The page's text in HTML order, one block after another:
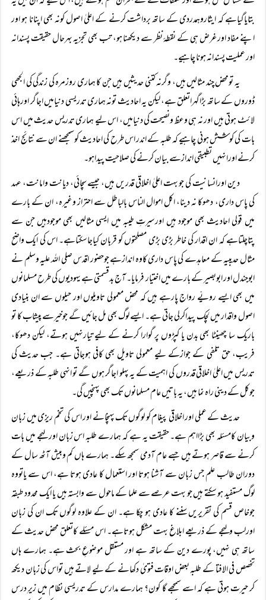
بتایاگیاہے کہ ایثاروہمدردی کے ساتھ برداشت کرنے کے اعلیٰ اصول کونہ بھی اپنانا ہو اور
اپنے مفاد اور غرض ہی کے نقطۂ نظر سے دیکھنا ہو، تب بھی تجزیہ بہرحال حقیقت پسندانہ
اور عملیت پسندانہ ہونا چاہیے۔
یہ تومحض چند مثالیں ہیں، وگرنہ کتنی حدیثیں ہیں جن کا ہماری روزمرہ کی زندگی کی الجھی
ڈوروں کے ساتھ بڑاگہراتعلق ہے، لیکن یہ احادیث تونہ ہماری تدریسی دنیامیں اجاگر اورہائی
لائٹ ہوتی ہیں اور نہ ہی وعظ ونصیحت کی دنیامیں، اس لیے ہماری تدریس حدیث میں اس
بات کی کوشش ہونی چاہیے کہ طلبہ کے اندر اس طرح کی احادیث کوسمجھنے ان سے نتائج اخذ
کرنے اورانہیں تطبیقی اندازسے بیان کرنے کی صلاحیت پیداہو۔
دین اورانسانیت کی جو بہت اعلیٰ اخلاقی قدریں ہیں، جیسے سچائی، دیانت وامانت، عہد
کی پاس داری، دھوکا نہ دینا، اکل اموال الناس بالباطل سے احتراز وغیرہ، ان کے بارے
میں قولی احادیث بھی موجود ہیں اورسیرتِ طیبہ میں ایسی مثالیں بھی موجودہیں جن سے
پتاچلتاہے کہ ان اقدار کی خاطر بڑی بڑی مصلحتوں کو قربان کیاجاسکتاہے۔ اس کی ایک واضح
مثال حدیبیہ کے معاہدے کی پاس داری کاوہ اندازہے جوحضور اقدس صلی اللہ علیہ وسلم نے
ابوجندل اور ابوبصیر کے بارے میں اختیار فرمایا۔ آج بدقسمتی ہے یہودیوں کی طرح مسلمانوں
میں بھی ایسے رویّے رواج پارہے ہیں کہ محض معمولی تاویلوں اور حیلوں سے ان بنیادی
اصول واقدار میں لچک پیداکرلی جاتی ہے۔ ایسے لوگ بھی مل جائیں گے جوخیرسے پیشاب کا تو
باریک سا چھینٹا بھی بدن یا کپڑوں پر گوارا کرنے کے لیے تیارنہیں ہوتے، لیکن دھوکا،
فریب، حق تلفی کے جوازکے لیے معمولی تاویل بھی کافی ہوجاتی ہے۔ جب حدیث کی
تدریس میں اعلیٰ اخلاقی قدروں کی اہمیت کے یہ پہلو اجاگر ہوں گے تو انہی طلبہ کے ذریعے،
جوکل کے دینی راہ نما ہیں، یہ باتیں عام مسلمانوں تک بھی پہنچیں گی۔
حدیث کے عملی اور اخلاقی پیغام کو لوگوں تک پہنچانے اور اس کی تخم ریزی میں زبان
وبیان کامسئلہ بھی بڑااہم ہے۔ حقیقت یہ ہے کہ ہمارے طلبہ اس زبان اور لہجے میں بات
کرنے سے قاصر ہوتے ہیں جسے عام آدمی سمجھ سکے۔ ہمارے ہاں کم وبیش آٹھ سال کے
دوران طالب علم جس زبان سے آشنا ہوتا اور استعمال کا عادی ہوتا ہے، اس سے یاتووہ
لوگ مستفید ہو سکتے ہیں جو بہت عرصے سے علما کے ماحول سے وابستہ ہیں یا ایک محدود طبقہ
جوخاص قسم کی تقریریں سننے کا عادی ہو چکا ہے۔ ان کے علاوہ لوگوں تک ان کی زبان
اورلب ولہجے کے ذریعے ابلاغ بہت مشکل ہوتاہے۔ اس مسئلے کاتعلق محض حدیث کے
ساتھ ہی نہیں، پورے دین کے ساتھ ہے اور مستقل موضوعِ بحث ہے۔ ہمارے ہاں
تخصص فی الافتا کے طلبہ بعض اوقات فتویٰ دکھانے کے لیے لاتے ہیں تواس کی زبان دیکھ
کر حیرت ہوتی ہے کہ اسے سمجھے گا کون؟ ہمارے مدارس کے تدریسی نظام میں زیرِ درس